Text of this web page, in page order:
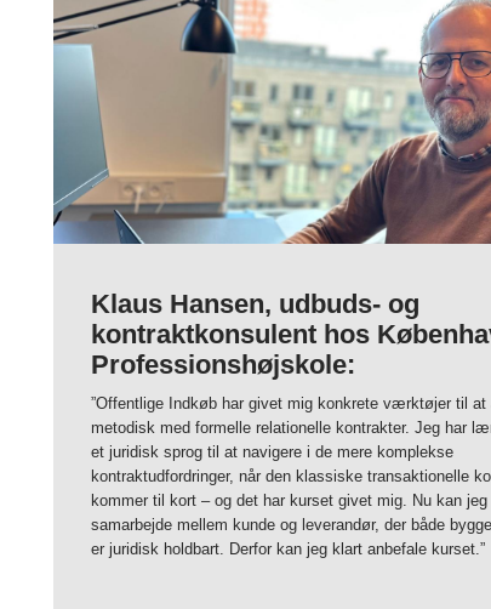
Klaus Hansen, udbuds- og
kontraktkonsulent hos
Professionshøjskole:
”Offentlige Indkøb har givet mig konkrete værktøjer til at
metodisk med formelle relationelle kontrakter. Jeg har
et juridisk sprog til at navigere i de mere komplekse
kontraktudfordringer, når den klassiske transaktionelle
kommer til kort – og det har kurset givet mig. Nu kan
samarbejde mellem kunde og leverandør, der både
er juridisk holdbart. Derfor kan jeg klart anbefale kurset.”